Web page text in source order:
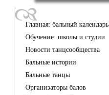
Главная: бальный календарь
Обучение: школы и студии
Новости танцсообщества
Бальные истории
Бальные танцы
Организаторы балов